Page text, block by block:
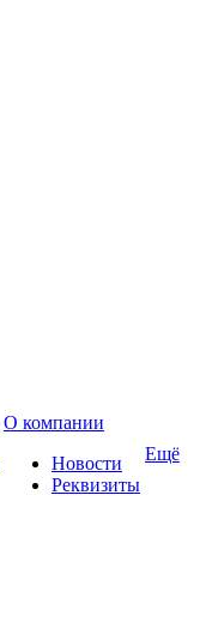
О компании
Новости
Реквизиты
Ещё